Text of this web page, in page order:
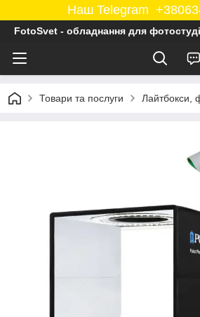
Наш Telegram
FotoSvet - обладнання для
Товари та послуги Лайтбокси,